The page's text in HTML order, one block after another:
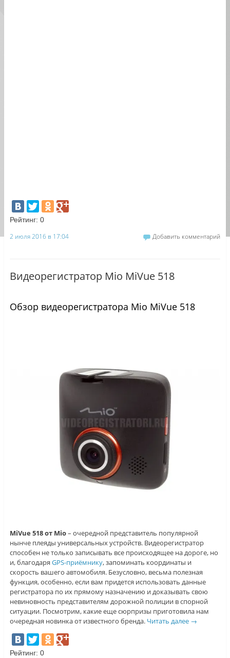
Рейтинг: 0
2 июля 2016 в 17:04 Добавить комментарий
Видеорегистратор Mio MiVue 518
Обзор видеорегистратора Mio MiVue 518
MiVue 518 от Mio– очередной представитель популярной
нынче плеяды универсальных устройств. Видеорегистратор
способен не только записывать все происходящее на дороге, но
и, благодаря GPS-приёмнику, запоминать координаты и
скорость вашего автомобиля. Безусловно, весьма полезная
функция, особенно, если вам придется использовать данные
регистратора по их прямому назначению и доказывать свою
невиновность представителям дорожной полиции в спорной
ситуации. Посмотрим, какие еще сюрпризы приготовила нам
очередная новинка от известного бренда. Читать далее →
Рейтинг: 0